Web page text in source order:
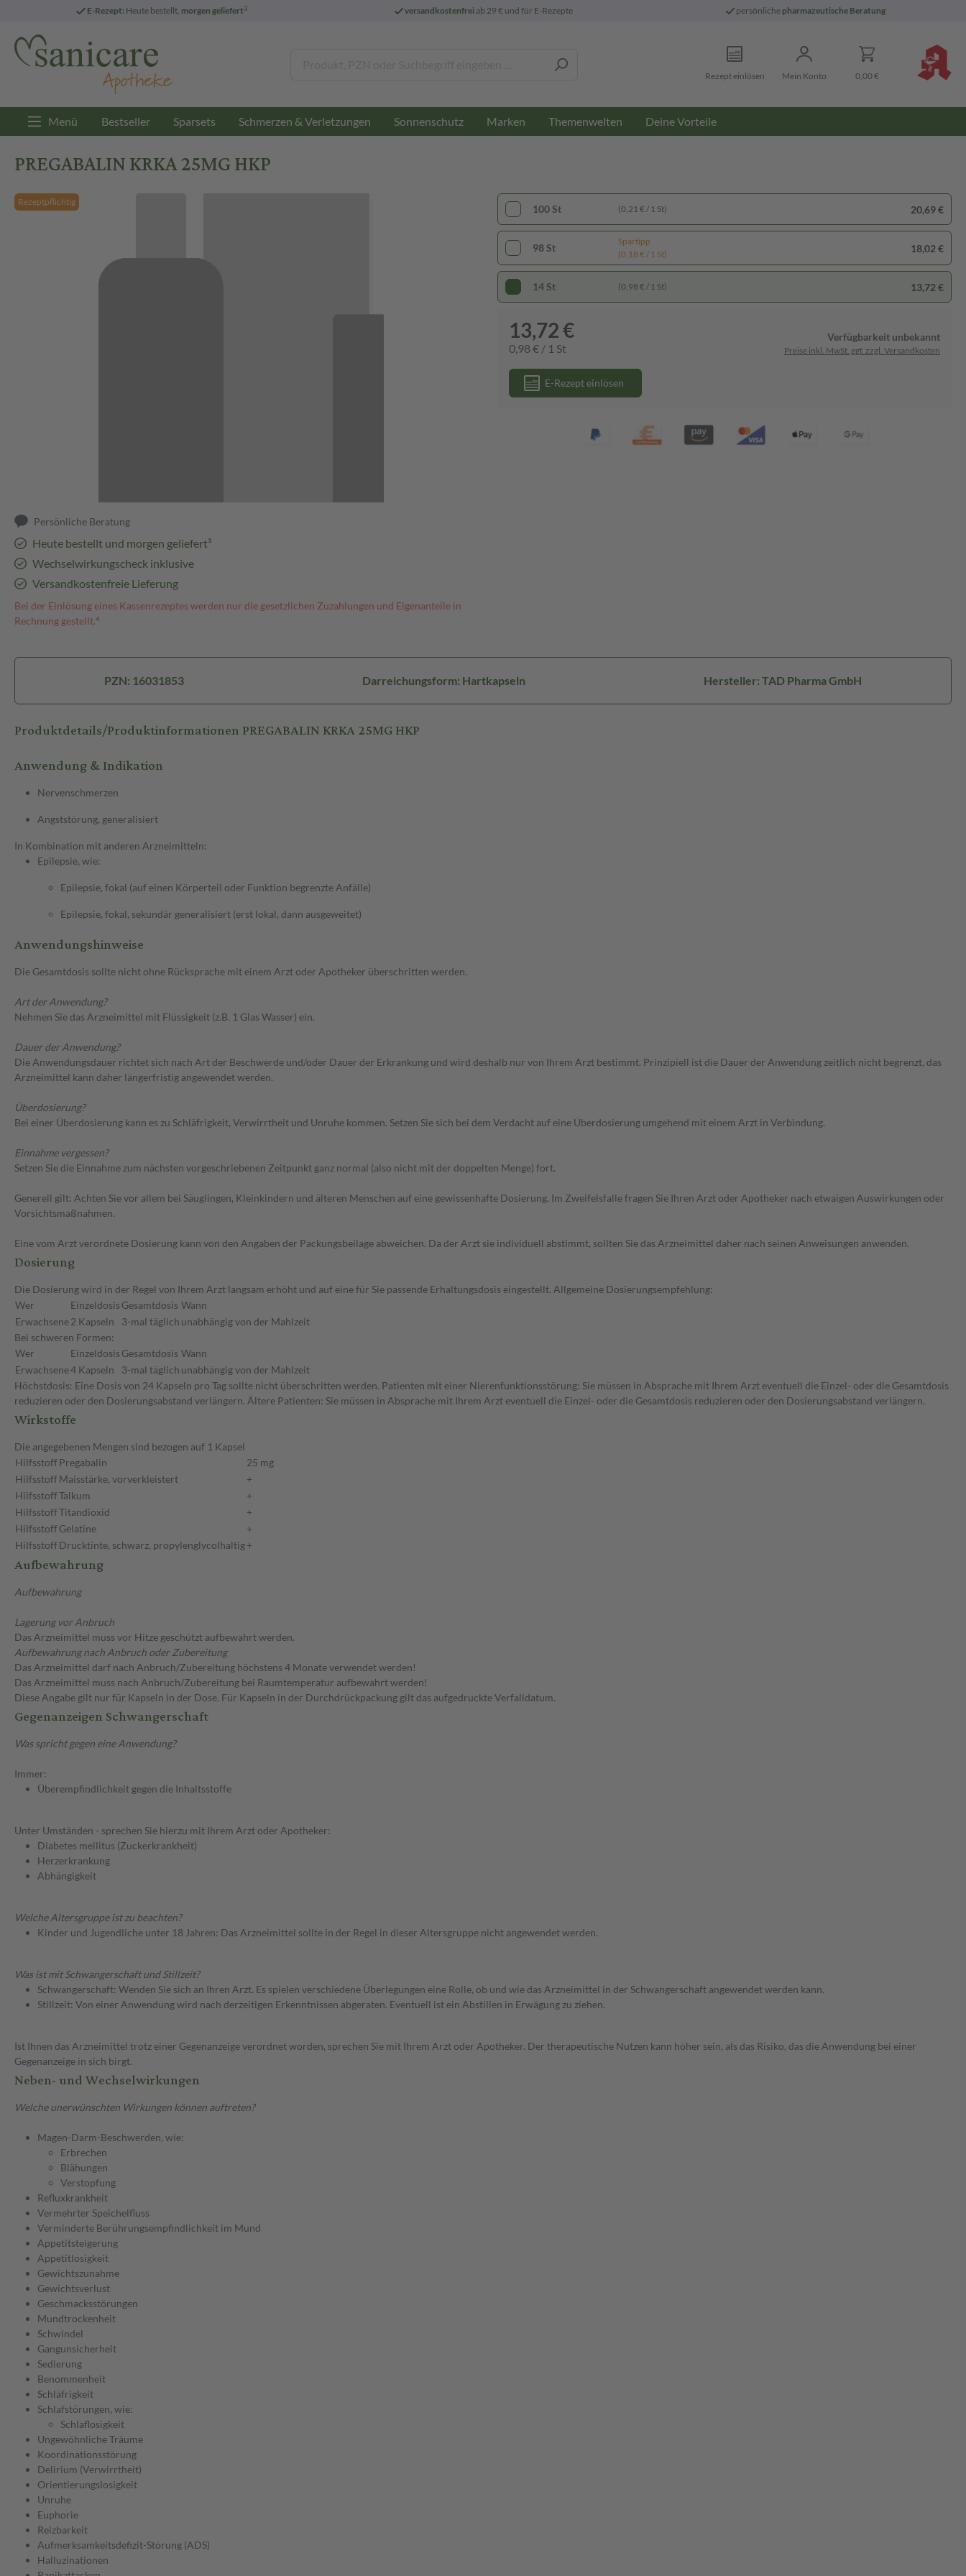
E-Rezept: Heute bestellt, morgen geliefert3 versandkostenfreiab 29 € und für E-Rezepte persönliche pharmazeutische Beratung
Rezept einlösen Mein Konto 0,00 €
Menü Bestseller Sparsets Schmerzen & Verletzungen Sonnenschutz Marken Themenwelten Deine Vorteile
PREGABALIN KRKA 25MG HKP
Rezeptpflichtig
Persönliche Beratung
Heute bestellt und morgen geliefert³
Wechselwirkungscheck inklusive
Versandkostenfreie Lieferung
Bei der Einlösung eines Kassenrezeptes werden nur die gesetzlichen Zuzahlungen und Eigenanteile in
Rechnung gestellt.⁴
100 St (0,21 € / 1 St) 20,69 €
98 St
Spartipp
(0,18 € / 1 St)
18,02 €
14 St (0,98 € / 1 St) 13,72 €
13,72 €
0,98 € / 1 St
Verfügbarkeit unbekannt
Preise inkl. MwSt. ggf. zzgl. Versandkosten
E-Rezept einlösen
PZN: 16031853 Darreichungsform: Hartkapseln Hersteller: TAD Pharma GmbH
Produktdetails/Produktinformationen PREGABALIN KRKA 25MG HKP
Anwendung & Indikation
Nervenschmerzen
Angststörung, generalisiert
In Kombination mit anderen Arzneimitteln:
Epilepsie, wie:
Epilepsie, fokal (auf einen Körperteil oder Funktion begrenzte Anfälle)
Epilepsie, fokal, sekundär generalisiert (erst lokal, dann ausgeweitet)
Anwendungshinweise
Die Gesamtdosis sollte nicht ohne Rücksprache mit einem Arzt oder Apotheker überschritten werden.
Art der Anwendung?
Nehmen Sie das Arzneimittel mit Flüssigkeit (z.B. 1 Glas Wasser) ein.
Dauer der Anwendung?
Die Anwendungsdauer richtet sich nach Art der Beschwerde und/oder Dauer der Erkrankung und wird deshalb nur von Ihrem Arzt bestimmt. Prinzipiell ist die Dauer der Anwendung zeitlich nicht begrenzt, das
Arzneimittel kann daher längerfristig angewendet werden.
Überdosierung?
Bei einer Überdosierung kann es zu Schläfrigkeit, Verwirrtheit und Unruhe kommen. Setzen Sie sich bei dem Verdacht auf eine Überdosierung umgehend mit einem Arzt in Verbindung.
Einnahme vergessen?
Setzen Sie die Einnahme zum nächsten vorgeschriebenen Zeitpunkt ganz normal (also nicht mit der doppelten Menge) fort.
Generell gilt: Achten Sie vor allem bei Säuglingen, Kleinkindern und älteren Menschen auf eine gewissenhafte Dosierung. Im Zweifelsfalle fragen Sie Ihren Arzt oder Apotheker nach etwaigen Auswirkungen oder
Vorsichtsmaßnahmen.
Eine vom Arzt verordnete Dosierung kann von den Angaben der Packungsbeilage abweichen. Da der Arzt sie individuell abstimmt, sollten Sie das Arzneimittel daher nach seinen Anweisungen anwenden.
Dosierung
Die Dosierung wird in der Regel von Ihrem Arzt langsam erhöht und auf eine für Sie passende Erhaltungsdosis eingestellt. Allgemeine Dosierungsempfehlung:
Wer
Einzeldosis Gesamtdosis Wann
Erwachsene2 Kapseln 3-mal täglich unabhängig von der Mahlzeit
Bei schweren Formen:
Wer
Einzeldosis Gesamtdosis Wann
Erwachsene4 Kapseln 3-mal täglich unabhängig von der Mahlzeit
Höchstdosis: Eine Dosis von 24 Kapseln pro Tag sollte nicht überschritten werden. Patienten mit einer Nierenfunktionsstörung: Sie müssen in Absprache mit Ihrem Arzt eventuell die Einzel- oder die Gesamtdosis
reduzieren oder den Dosierungsabstand verlängern. Ältere Patienten: Sie müssen in Absprache mit Ihrem Arzt eventuell die Einzel- oder die Gesamtdosis reduzieren oder den Dosierungsabstand verlängern.
Wirkstoffe
Die angegebenen Mengen sind bezogen auf 1 Kapsel
HilfsstoffPregabalin
25 mg
HilfsstoffMaisstärke, vorverkleistert
+
HilfsstoffTalkum
+
HilfsstoffTitandioxid
+
HilfsstoffGelatine
+
HilfsstoffDrucktinte, schwarz, propylenglycolhaltig+
Aufbewahrung
Aufbewahrung
Lagerung vor Anbruch
Das Arzneimittel muss vor Hitze geschützt aufbewahrt werden.
Aufbewahrung nach Anbruch oder Zubereitung
Das Arzneimittel darf nach Anbruch/Zubereitung höchstens 4 Monate verwendet werden!
Das Arzneimittel muss nach Anbruch/Zubereitung bei Raumtemperatur aufbewahrt werden!
Diese Angabe gilt nur für Kapseln in der Dose. Für Kapseln in der Durchdrückpackung gilt das aufgedruckte Verfalldatum.
Gegenanzeigen Schwangerschaft
Was spricht gegen eine Anwendung?
Immer:
Überempfindlichkeit gegen die Inhaltsstoffe
Unter Umständen - sprechen Sie hierzu mit Ihrem Arzt oder Apotheker:
Diabetes mellitus (Zuckerkrankheit)
Herzerkrankung
Abhängigkeit
Welche Altersgruppe ist zu beachten?
Kinder und Jugendliche unter 18 Jahren: Das Arzneimittel sollte in der Regel in dieser Altersgruppe nicht angewendet werden.
Was ist mit Schwangerschaft und Stillzeit?
Schwangerschaft: Wenden Sie sich an Ihren Arzt. Es spielen verschiedene Überlegungen eine Rolle, ob und wie das Arzneimittel in der Schwangerschaft angewendet werden kann.
Stillzeit: Von einer Anwendung wird nach derzeitigen Erkenntnissen abgeraten. Eventuell ist ein Abstillen in Erwägung zu ziehen.
Ist Ihnen das Arzneimittel trotz einer Gegenanzeige verordnet worden, sprechen Sie mit Ihrem Arzt oder Apotheker. Der therapeutische Nutzen kann höher sein, als das Risiko, das die Anwendung bei einer
Gegenanzeige in sich birgt.
Neben- und Wechselwirkungen
Welche unerwünschten Wirkungen können auftreten?
Magen-Darm-Beschwerden, wie:
Erbrechen
Blähungen
Verstopfung
Refluxkrankheit
Vermehrter Speichelfluss
Verminderte Berührungsempfindlichkeit im Mund
Appetitsteigerung
Appetitlosigkeit
Gewichtszunahme
Gewichtsverlust
Geschmacksstörungen
Mundtrockenheit
Schwindel
Gangunsicherheit
Sedierung
Benommenheit
Schläfrigkeit
Schlafstörungen, wie:
Schlaflosigkeit
Ungewöhnliche Träume
Koordinationsstörung
Delirium (Verwirrtheit)
Orientierungslosigkeit
Unruhe
Euphorie
Reizbarkeit
Aufmerksamkeitsdefizit-Störung (ADS)
Halluzinationen